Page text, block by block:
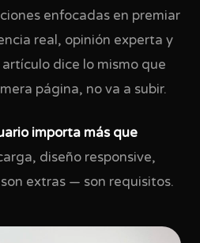
enfocadas en premiar
real, opinión experta y
dice lo mismo que
página, no va a subir.
importa más que
diseño responsive,
extras — son requisitos.